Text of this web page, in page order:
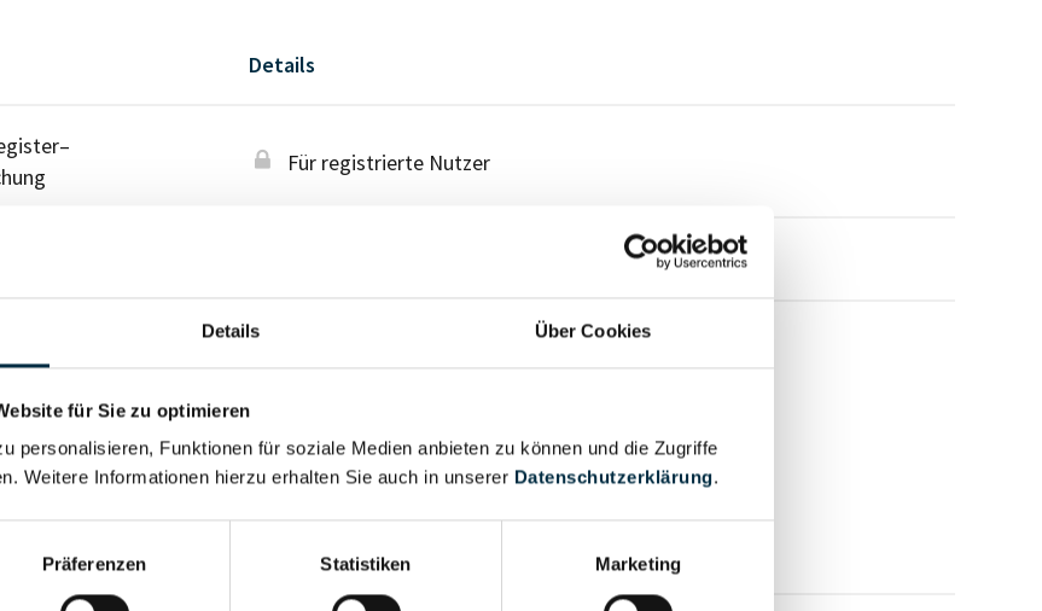
Details Über Cookies
für Sie zu optimieren
personalisieren, Funktionen für soziale Medien anbieten zu können und die Zugriffe
Weitere Informationen hierzu erhalten Sie auch in unserer Datenschutzerklärung.
Präferenzen Statistiken Marketing
Details
Für registrierte Nutzer
Vollständiges Unternehmensprofil anfragen